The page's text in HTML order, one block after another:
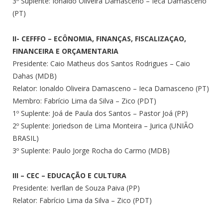
(PT)
II- CEFFFO – ECÔNOMIA, FINANÇAS, FISCALIZAÇAO,
FINANCEIRA E ORÇAMENTARIA
Presidente: Caio Matheus dos Santos Rodrigues – Caio
Dahas (MDB)
Relator: Ionaldo Oliveira Damasceno – Ieca Damasceno (PT)
Membro: Fabrício Lima da Silva – Zico (PDT)
1º Suplente: Joá de Paula dos Santos – Pastor Joá (PP)
2º Suplente: Joriedson de Lima Monteira – Jurica (UNIÃO
BRASIL)
3º Suplente: Paulo Jorge Rocha do Carmo (MDB)
III – CEC – EDUCAÇÃO E CULTURA
Presidente: Iverllan de Souza Paiva (PP)
Relator: Fabrício Lima da Silva – Zico (PDT)